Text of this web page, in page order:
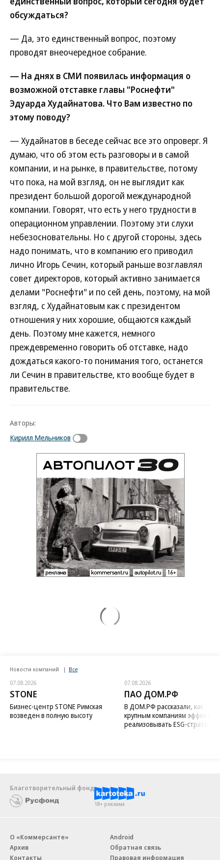
обсуждаться?
— Да, это единственный вопрос, поэтому
проводят внеочередное собрание.
— На днях в СМИ появилась информация о
возможной отставке главы "Роснефти"
Эдуарда Худайнатова. Что Вам известно по
этому поводу?
— Худайнатов в беседе сейчас все это опроверг. Я
думаю, что об этом есть разговоры и в самой
компании, и на рынке, в правительстве, потому
что пока, на мой взгляд, он не выглядит как
президент большой дорогой международной
компании. Говорят, что есть у него трудности в
операционном управлении. Поэтому эти слухи
небезосновательны. Но с другой стороны, здесь
надо понимать, что в компанию его приводил
лично Игорь Сечин, который раньше возглавлял
совет директоров, который активно занимается
делами "Роснефти" и по сей день, поэтому, на мой
взгляд, с Худайнатовым как с президентом
отношения у них хорошие, общаются каждый
день. Поэтому мне кажется, немного
преждевременно говорить об отставке, надо
дождаться какого-то понимания того, останется
ли Сечин в правительстве, кто вообще будет в
правительстве.
Авторы:
Кирилл Мельников
Новости компаний Все
07.08.2026
STONE
Бизнес-центр STONE Римская
возведен в полную высоту
07.08.2026
ПАО ДОМ.РФ
В ДОМ.РФ рассказали, как
крупным компаниям
реализовывать ESG-стратегию
Благотворительный фонд
18+ реклама
О «Коммерсанте»
Архив
Контакты
Android
Обратная связь
Правовая информация